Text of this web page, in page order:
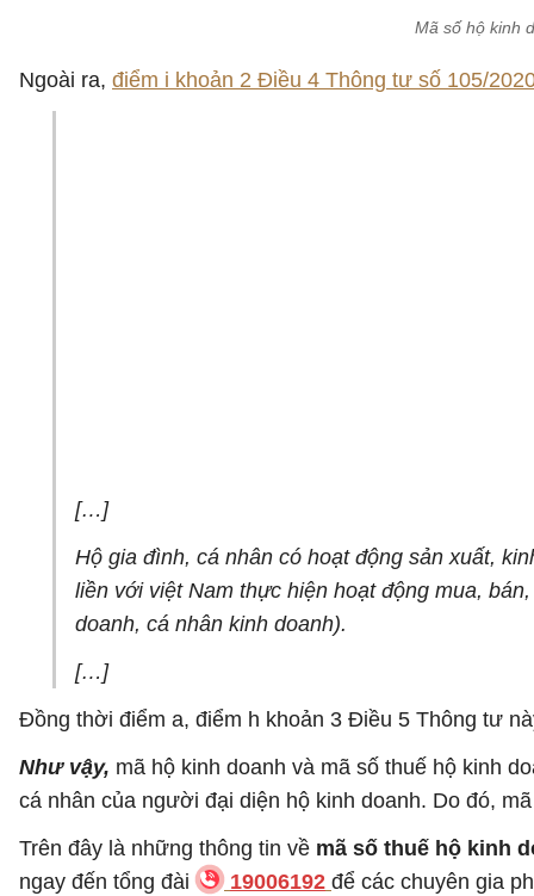
Mã số hộ kinh
Ngoài ra, điểm i khoản 2 Điều 4 Thông tư số 105/
[…]
Hộ gia đình, cá nhân có hoạt động sản xuất,
liền với việt Nam thực hiện hoạt động mua,
doanh, cá nhân kinh doanh).
[…]
Đồng thời điểm a, điểm h khoản 3 Điều 5 Thông tư
Như vậy, mã hộ kinh doanh và mã số thuế hộ kinh
cá nhân của người đại diện hộ kinh doanh. Do đó,
Trên đây là những thông tin về mã số thuế hộ kinh
ngay đến tổng đài
19006192 để các chuyên gia